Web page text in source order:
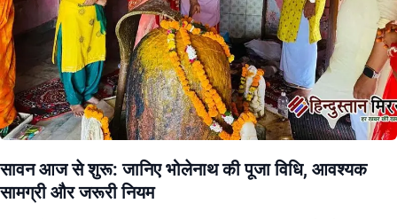
सावन आज से शुरू: जानिए भोलेनाथ की पूजा विधि, आवश्यक
सामग्री और जरूरी नियम